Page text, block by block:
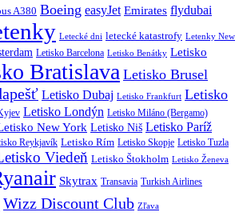
A380 Boeing easyJet Emirates flydubai
Letecké dni letecké katastrofy Letenky New
Letisko Barcelona Letisko Benátky Letisko
Bratislava Letisko Brusel
Letisko Dubaj Letisko Frankfurt Letisko
Letisko Londýn Letisko Miláno (Bergamo)
New York Letisko Niš Letisko Paríž
Reykjavík Letisko Rím Letisko Skopje Letisko Tuzla
Viedeň Letisko Štokholm Letisko Ženeva
Skytrax Transavia Turkish Airlines
Wizz Discount Club Zľava